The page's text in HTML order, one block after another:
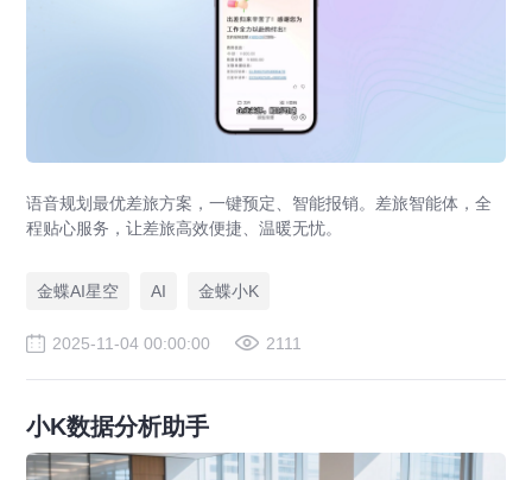
语音规划最优差旅方案，一键预定、智能报销。差旅智能体，全
程贴心服务，让差旅高效便捷、温暖无忧。
金蝶AI星空 AI 金蝶小K
2025-11-04 00:00:00 2111
小K数据分析助手